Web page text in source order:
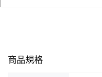
商品規格